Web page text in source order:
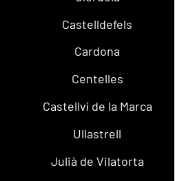
Castelldefels
Cardona
Centelles
Castellví de la Marca
Ullastrell
Julià de Vilatorta